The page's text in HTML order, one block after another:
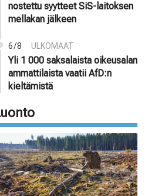
nostettu syytteet SiS-laitoksen
mellakan jälkeen
6/8 ULKOMAAT
Yli 1 000 saksalaista oikeusalan
ammattilaista vaatii AfD:n
kieltämistä